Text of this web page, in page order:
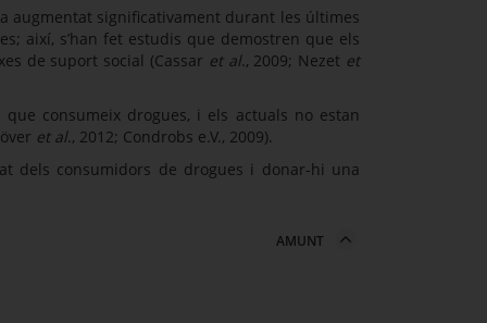
augmentat significativament durant les últimes
així, s’han fet estudis que demostren que els
de suport social (Cassar et al., 2009; Nezet et
consumeix drogues, i els actuals no estan
et al., 2012; Condrobs e.V., 2009).
dels consumidors de drogues i donar-hi una
AMUNT